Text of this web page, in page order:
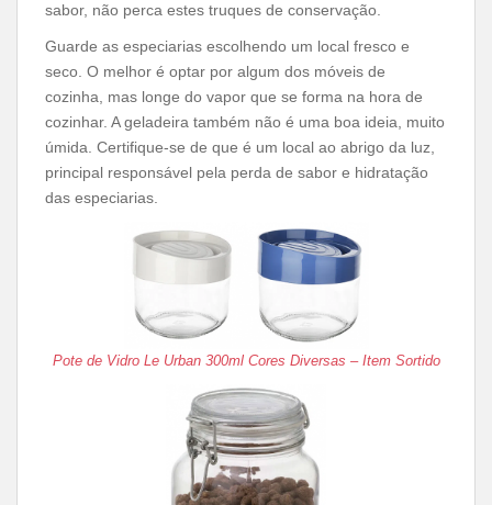
sabor, não perca estes truques de conservação.
Guarde as especiarias escolhendo um local fresco e
seco. O melhor é optar por algum dos móveis de
cozinha, mas longe do vapor que se forma na hora de
cozinhar. A geladeira também não é uma boa ideia, muito
úmida. Certifique-se de que é um local ao abrigo da luz,
principal responsável pela perda de sabor e hidratação
das especiarias.
Pote de Vidro Le Urban 300ml Cores Diversas – Item Sortido